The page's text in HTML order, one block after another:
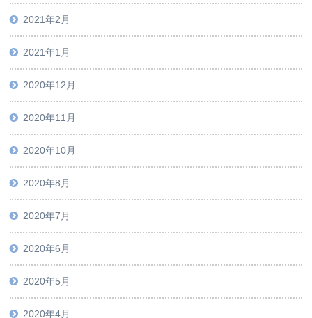
2021年2月
2021年1月
2020年12月
2020年11月
2020年10月
2020年8月
2020年7月
2020年6月
2020年5月
2020年4月